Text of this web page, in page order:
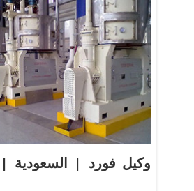
وكيل فورد | السعودية |